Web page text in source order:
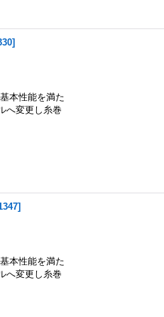
]
本性能を満た
へ変更し糸巻
]
本性能を満た
へ変更し糸巻